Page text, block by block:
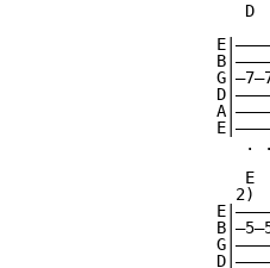
D
.
E
2)